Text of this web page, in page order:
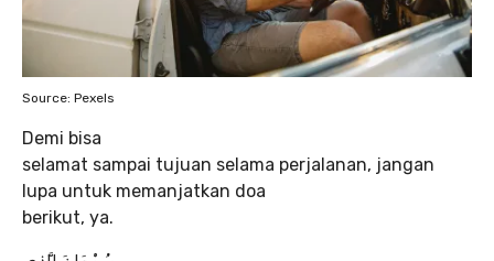
Source: Pexels
Demi bisa
selamat sampai tujuan selama perjalanan, jangan
lupa untuk memanjatkan doa
berikut, ya.